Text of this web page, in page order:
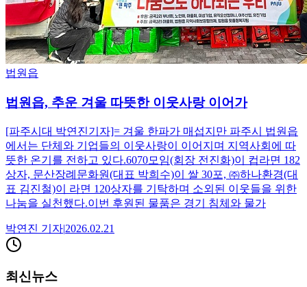
법원읍
법원읍, 추운 겨울 따뜻한 이웃사랑 이어가
[파주시대 박연진기자]= 겨울 한파가 매섭지만 파주시 법원읍
에서는 단체와 기업들의 이웃사랑이 이어지며 지역사회에 따
뜻한 온기를 전하고 있다.6070모임(회장 전진화)이 컵라면 182
상자, 문산장례문화원(대표 박희수)이 쌀 30포, ㈜하나환경(대
표 김진철)이 라면 120상자를 기탁하며 소외된 이웃들을 위한
나눔을 실천했다.이번 후원된 물품은 경기 침체와 물가
박연진 기자|2026.02.21
최신뉴스